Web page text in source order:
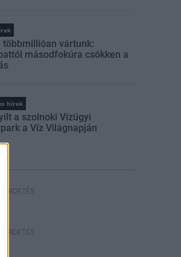
többmillióan vártunk:
másodfokúra csökken a
hírek
a szolnoki Vízügyi
a Víz Világnapján
HIRDETÉS
HIRDETÉS